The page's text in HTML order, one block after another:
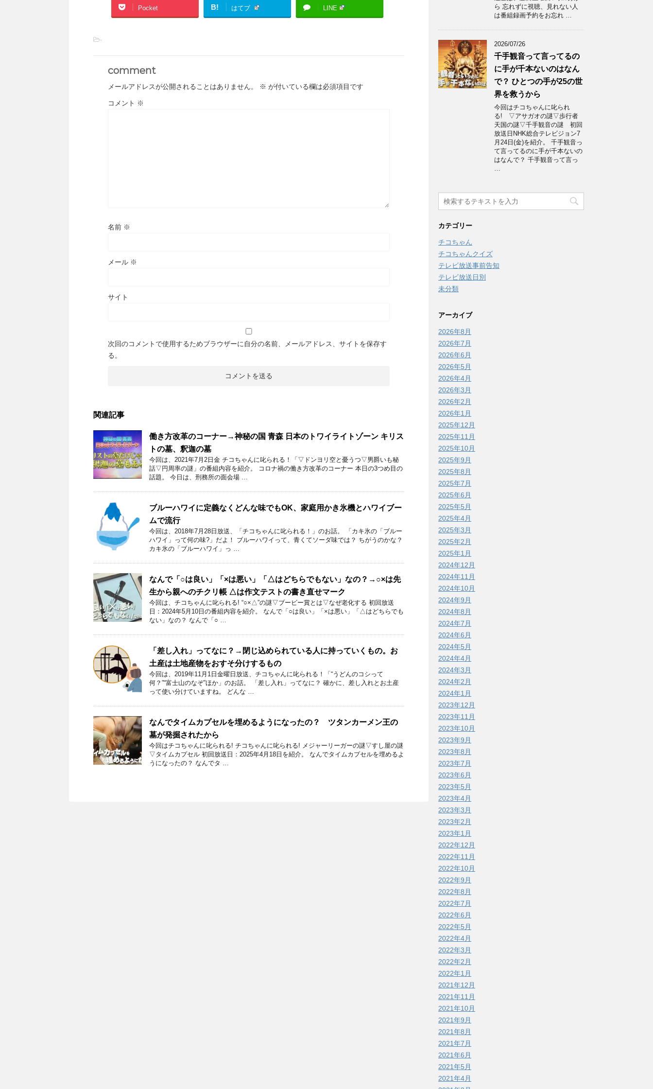
Pocket B! はてブ LINE
-
comment
メールアドレスが公開されることはありません。 ※ が付いている欄は必須項目です
コメント ※
名前 ※
メール ※
サイト
次回のコメントで使用するためブラウザーに自分の名前、メールアドレス、サイトを保存す
る。
関連記事
働き方改革のコーナー→神秘の国 青森 日本のトワイライトゾーン キリス
トの墓、釈迦の墓
今回は、2021年7月2日金 チコちゃんに叱られる！「▽ドンヨリ空と憂うつ▽男爵いも秘
話▽円周率の謎」の番組内容を紹介。 コロナ禍の働き方改革のコーナー 本日の3つめ目の
話題。 今日は、刑務所の面会場 …
ブルーハワイに定義なくどんな味でもOK、家庭用かき氷機とハワイブー
ムで流行
今回は、2018年7月28日放送、「チコちゃんに叱られる！」のお話。 「カキ氷の「ブルー
ハワイ」って何の味?」だよ！ ブルーハワイって、青くてソーダ味では？ ちがうのかな？
カキ氷の「ブルーハワイ」っ …
なんで「○は良い」「×は悪い」「△はどちらでもない」なの？→○×は先
生から親へのチクリ帳 △は作文テストの書き直せマーク
今回は、チコちゃんに叱られる! “○×△”の謎▽ブービー賞とは▽なぜ老化する 初回放送
日：2024年5月10日の番組内容を紹介。 なんで「○は良い」「×は悪い」「△はどちらでも
ない」なの？ なんで「○ …
「差し入れ」ってなに？→閉じ込められている人に持っていくもの。お
土産は土地産物をおすそ分けするもの
今回は、2019年11月1日金曜日放送、チコちゃんに叱られる！「“うどんのコシって
何？”“富士山のなぞ”ほか」のお話。 「差し入れ」ってなに？ 確かに、差し入れとお土産
って使い分けていますね。 どんな …
なんでタイムカプセルを埋めるようになったの？ ツタンカーメン王の
墓が発掘されたから
今回はチコちゃんに叱られる! チコちゃんに叱られる! メジャーリーガーの謎▽すし屋の謎
▽タイムカプセル 初回放送日：2025年4月18日を紹介。 なんでタイムカプセルを埋めるよ
うになったの？ なんでタ …
ら 忘れずに視聴、見れない人
は番組録画予約をお忘れ …
2026/07/26
千手観音って言ってるの
に手が千本ないのはなん
で？ ひとつの手が25の世
界を救うから
今回はチコちゃんに叱られ
る! ▽アサガオの謎▽歩行者
天国の謎▽千手観音の謎 初回
放送日NHK総合テレビジョン7
月24日(金)を紹介。 千手観音っ
て言ってるのに手が千本ないの
はなんで？ 千手観音って言っ
…
カテゴリー
チコちゃん
チコちゃんクイズ
テレビ放送事前告知
テレビ放送日別
未分類
アーカイブ
2026年8月
2026年7月
2026年6月
2026年5月
2026年4月
2026年3月
2026年2月
2026年1月
2025年12月
2025年11月
2025年10月
2025年9月
2025年8月
2025年7月
2025年6月
2025年5月
2025年4月
2025年3月
2025年2月
2025年1月
2024年12月
2024年11月
2024年10月
2024年9月
2024年8月
2024年7月
2024年6月
2024年5月
2024年4月
2024年3月
2024年2月
2024年1月
2023年12月
2023年11月
2023年10月
2023年9月
2023年8月
2023年7月
2023年6月
2023年5月
2023年4月
2023年3月
2023年2月
2023年1月
2022年12月
2022年11月
2022年10月
2022年9月
2022年8月
2022年7月
2022年6月
2022年5月
2022年4月
2022年3月
2022年2月
2022年1月
2021年12月
2021年11月
2021年10月
2021年9月
2021年8月
2021年7月
2021年6月
2021年5月
2021年4月